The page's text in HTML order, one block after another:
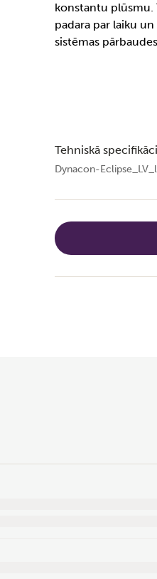
konstantu plūsmu.
padara par laiku
sistēmas
Tehniskā
Dynacon-